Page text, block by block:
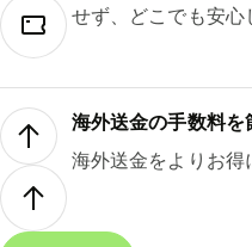
せず、どこでも安心
海外送金の手数料を
海外送金をよりお得